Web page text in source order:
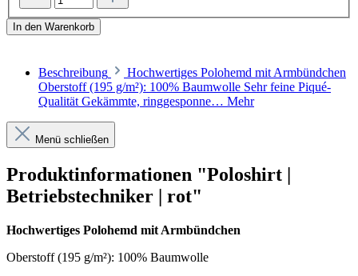
In den Warenkorb
Beschreibung
Hochwertiges Polohemd mit Armbündchen
Oberstoff (195 g/m²): 100% Baumwolle Sehr feine Piqué-
Qualität Gekämmte, ringgesponne… Mehr
Menü schließen
Produktinformationen "Poloshirt |
Betriebstechniker | rot"
Hochwertiges Polohemd mit Armbündchen
Oberstoff (195 g/m²): 100% Baumwolle